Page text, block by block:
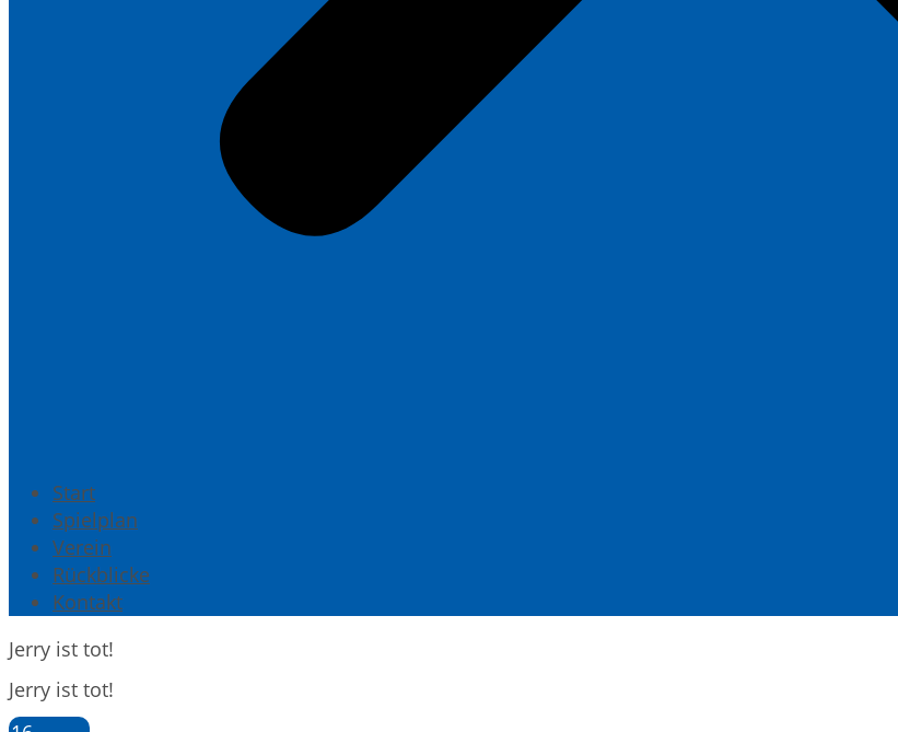
Start
Spielplan
Verein
Rückblicke
Kontakt
Jerry ist tot!
Jerry ist tot!